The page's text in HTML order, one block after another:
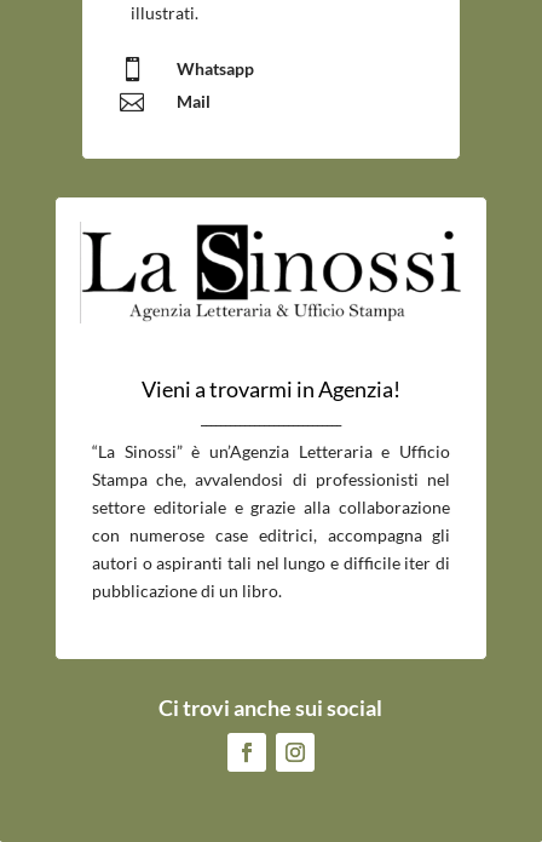
illustrati.
 Whatsapp
 Mail
Vieni a trovarmi in Agenzia!
“La Sinossi” è un’Agenzia Letteraria e Ufficio
Stampa che, avvalendosi di professionisti nel
settore editoriale e grazie alla collaborazione
con numerose case editrici, accompagna gli
autori o aspiranti tali nel lungo e difficile iter di
pubblicazione di un libro.
Ci trovi anche sui social